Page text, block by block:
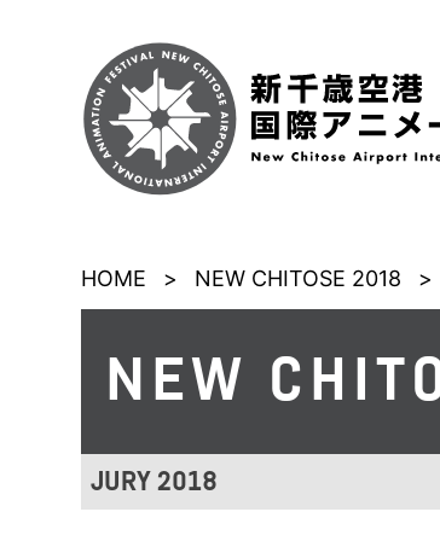
HOME > NEW CHITOSE 2018 >
NEW
JURY 2018